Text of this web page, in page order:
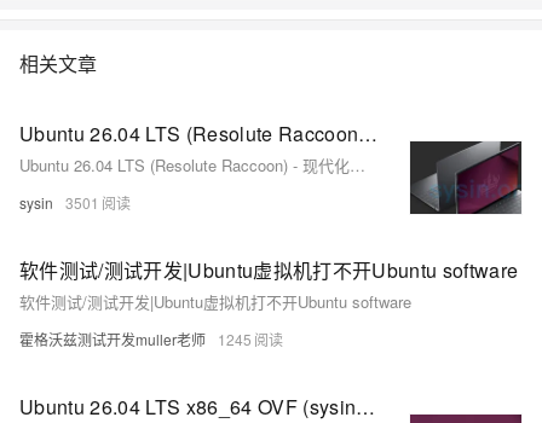
相关文章
Ubuntu 26.04 LTS (Resolute Raccoon) - 现代化的企业与开源 Linux
Ubuntu 26.04 LTS (Resolute Raccoon) - 现代化的企业与开源 Linux
sysin 3501
软件测试/测试开发|Ubuntu虚拟机打不开Ubuntu software
软件测试/测试开发|Ubuntu虚拟机打不开Ubuntu software
霍格沃兹测试开发muller老师 1245
Ubuntu 26.04 LTS x86_64 OVF (sysin) - VMware 虚拟机模板